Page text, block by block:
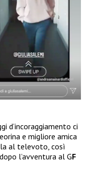
d’incoraggiamento ci
e migliore amica
al televoto, così
l’avventura al GF